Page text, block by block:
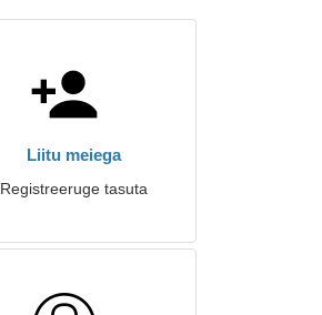
Liitu meiega
Registreeruge tasuta